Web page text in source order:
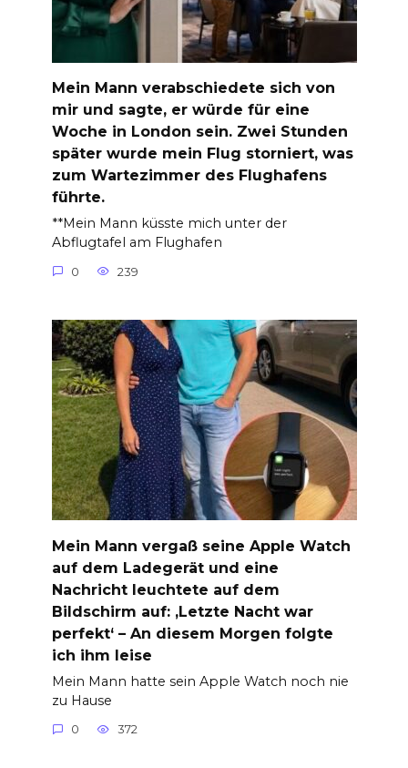
Mein Mann verabschiedete sich von
mir und sagte, er würde für eine
Woche in London sein. Zwei Stunden
später wurde mein Flug storniert, was
zum Wartezimmer des Flughafens
führte.
**Mein Mann küsste mich unter der
Abflugtafel am Flughafen
0 239
Mein Mann vergaß seine Apple Watch
auf dem Ladegerät und eine
Nachricht leuchtete auf dem
Bildschirm auf: ‚Letzte Nacht war
perfekt‘ – An diesem Morgen folgte
ich ihm leise
Mein Mann hatte sein Apple Watch noch nie
zu Hause
0 372